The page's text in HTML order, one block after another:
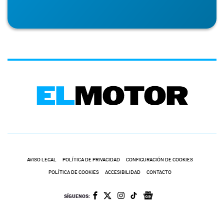
AVISO LEGAL POLÍTICA DE PRIVACIDAD CONFIGURACIÓN DE COOKIES
POLÍTICA DE COOKIES ACCESIBILIDAD CONTACTO
SÍGUENOS: